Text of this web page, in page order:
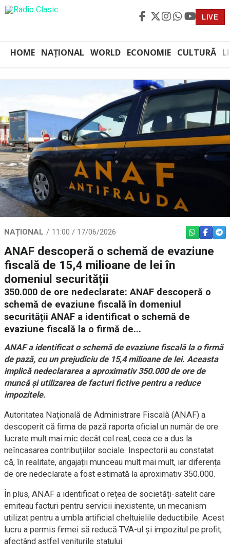
LIVE
HOME NAȚIONAL WORLD ECONOMIE CULTURĂ
NAȚIONAL 11:00 / 17/06/2026 WHATSAPP
ANAF descoperă o schemă de evaziune
fiscală de 15,4 milioane de lei în
domeniul securității
350.000 de ore nedeclarate: ANAF descoperă o
schemă de evaziune fiscală în domeniul
securității ANAF a identificat o schemă de
evaziune fiscală la o firmă de...
ANAF a identificat o schemă de evaziune fiscală la o firmă
de pază, cu un prejudiciu de 15,4 milioane de lei. Aceasta
implică nedeclararea a aproximativ 350.000 de ore de
muncă și utilizarea de facturi fictive pentru a reduce
impozitele.
Autoritatea Națională de Administrare Fiscală (ANAF) a
descoperit că firma de pază raporta oficial un număr de ore
lucrate mult mai mic decât cel real, ceea ce a dus la
neîncasarea contribuțiilor sociale. Inspectorii au constatat
că, în realitate, angajații munceau mult mai mult, iar diferența
de ore nedeclarate a fost estimată la aproximativ 350.000.
În plus, ANAF a identificat o rețea de societăți-satelit care
emiteau facturi pentru servicii inexistente, un mecanism
utilizat pentru a umbla artificial cheltuielile deductibile. Acest
lucru a permis firmei să reducă TVA-ul și impozitul pe profit,
afectând astfel veniturile statului.